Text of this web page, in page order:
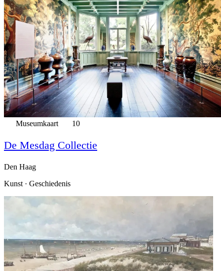
Museumkaart 10
De Mesdag Collectie
Den Haag
Kunst · Geschiedenis